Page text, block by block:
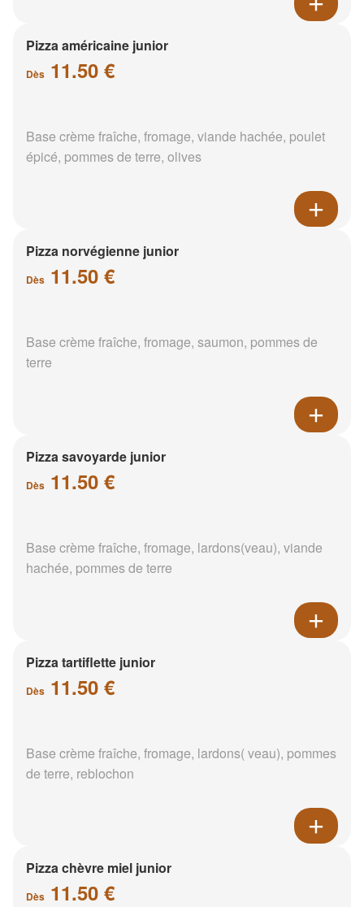
Pizza américaine junior
Dès 11.50 €
Base crème fraîche, fromage, viande hachée, poulet
épicé, pommes de terre, olives
Pizza norvégienne junior
Dès 11.50 €
Base crème fraîche, fromage, saumon, pommes de
terre
Pizza savoyarde junior
Dès 11.50 €
Base crème fraîche, fromage, lardons(veau), viande
hachée, pommes de terre
Pizza tartiflette junior
Dès 11.50 €
Base crème fraîche, fromage, lardons( veau), pommes
de terre, reblochon
Pizza chèvre miel junior
Dès 11.50 €